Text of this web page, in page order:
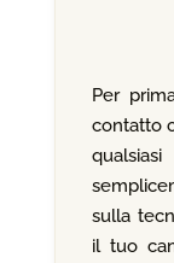
Per
contatto
sulla
il tuo